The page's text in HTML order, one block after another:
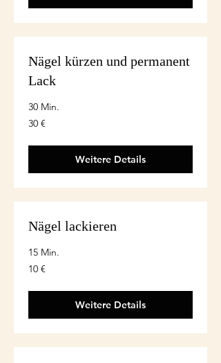
Nägel kürzen und permanent
Lack
30 Min.
30
euro
30 €
Weitere Details
Nägel lackieren
15 Min.
10
euro
10 €
Weitere Details